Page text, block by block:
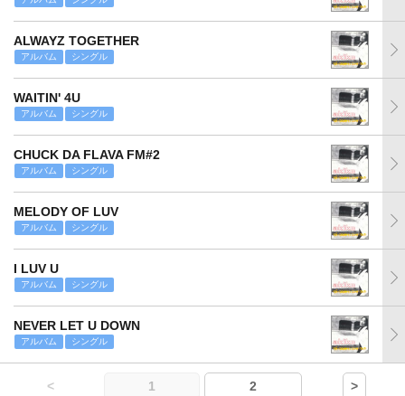
ALWAYZ TOGETHER
アルバム シングル
WAITIN' 4U
アルバム シングル
CHUCK DA FLAVA FM#2
アルバム シングル
MELODY OF LUV
アルバム シングル
I LUV U
アルバム シングル
NEVER LET U DOWN
アルバム シングル
< 1 2 >